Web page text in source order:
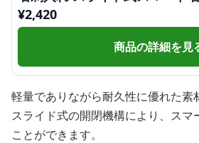
¥2,420
商品の詳細を見
軽量でありながら耐久性に優れた素
スライド式の開閉機構により、スマ
ことができます。